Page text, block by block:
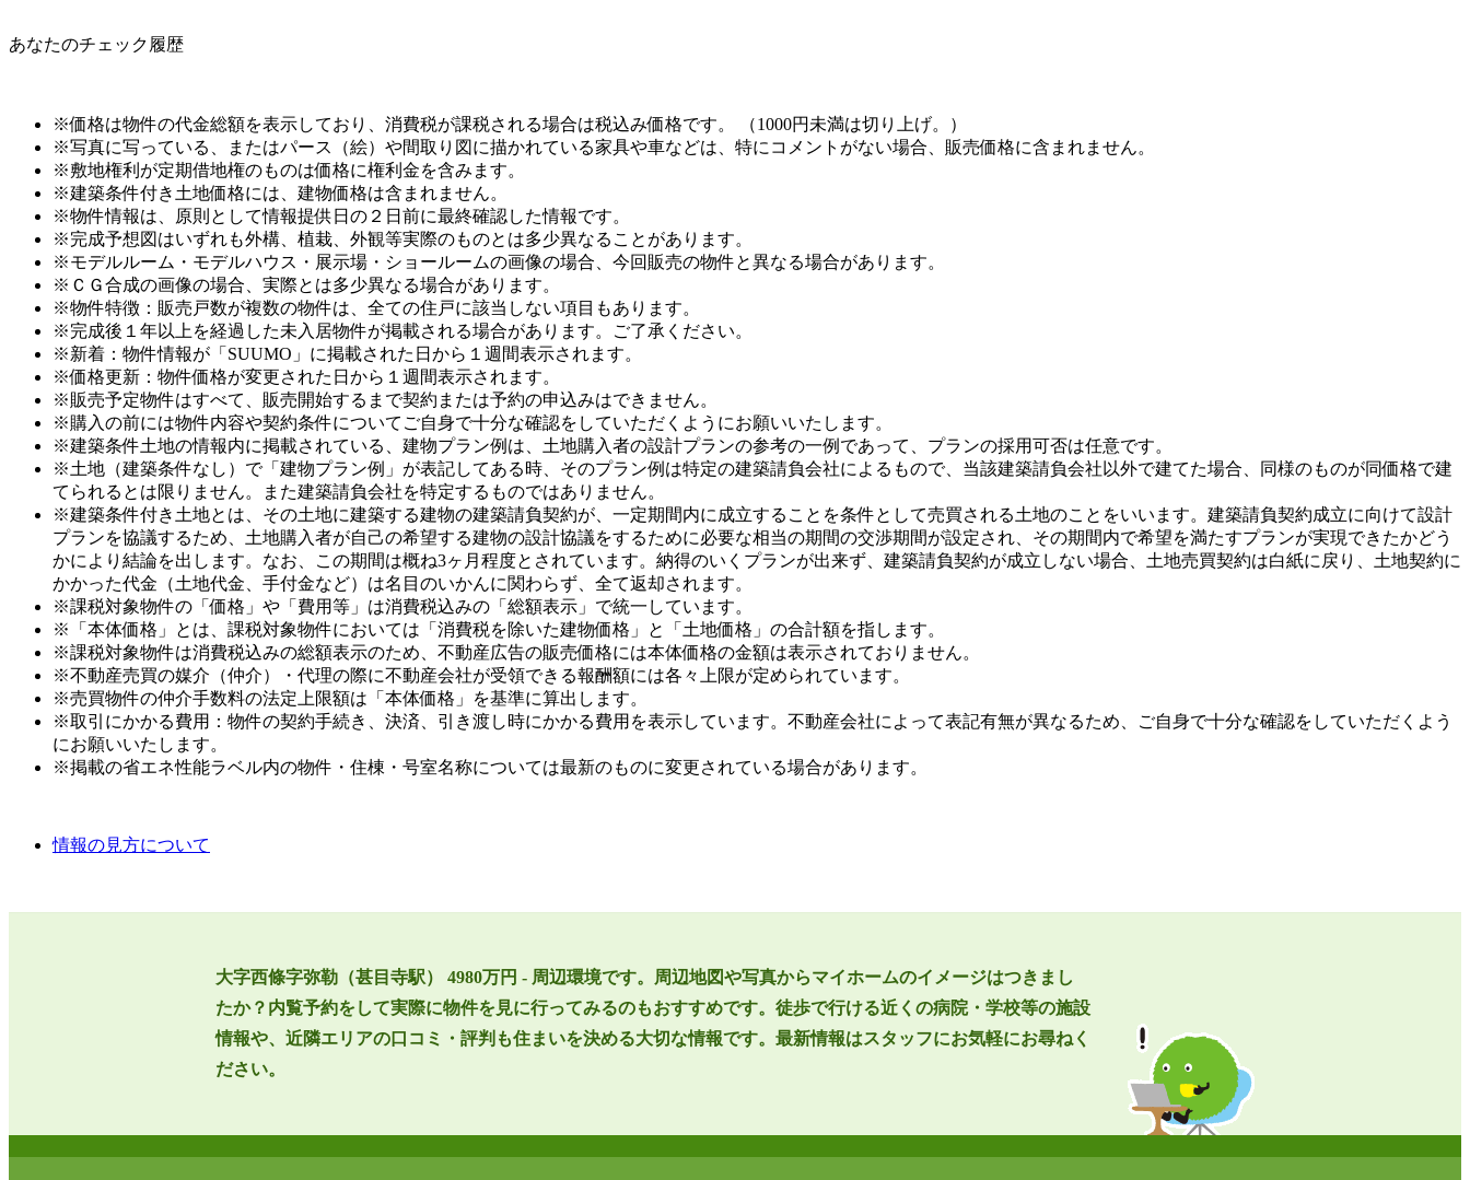
あなたのチェック履歴
※価格は物件の代金総額を表示しており、消費税が課税される場合は税込み価格です。 （1000円未満は切り上げ。）
※写真に写っている、またはパース（絵）や間取り図に描かれている家具や車などは、特にコメントがない場合、販売価格に含まれません。
※敷地権利が定期借地権のものは価格に権利金を含みます。
※建築条件付き土地価格には、建物価格は含まれません。
※物件情報は、原則として情報提供日の２日前に最終確認した情報です。
※完成予想図はいずれも外構、植栽、外観等実際のものとは多少異なることがあります。
※モデルルーム・モデルハウス・展示場・ショールームの画像の場合、今回販売の物件と異なる場合があります。
※ＣＧ合成の画像の場合、実際とは多少異なる場合があります。
※物件特徴：販売戸数が複数の物件は、全ての住戸に該当しない項目もあります。
※完成後１年以上を経過した未入居物件が掲載される場合があります。ご了承ください。
※新着：物件情報が「SUUMO」に掲載された日から１週間表示されます。
※価格更新：物件価格が変更された日から１週間表示されます。
※販売予定物件はすべて、販売開始するまで契約または予約の申込みはできません。
※購入の前には物件内容や契約条件についてご自身で十分な確認をしていただくようにお願いいたします。
※建築条件土地の情報内に掲載されている、建物プラン例は、土地購入者の設計プランの参考の一例であって、プランの採用可否は任意です。
※土地（建築条件なし）で「建物プラン例」が表記してある時、そのプラン例は特定の建築請負会社によるもので、当該建築請負会社以外で建てた場合、同様のものが同価格で建
てられるとは限りません。また建築請負会社を特定するものではありません。
※建築条件付き土地とは、その土地に建築する建物の建築請負契約が、一定期間内に成立することを条件として売買される土地のことをいいます。建築請負契約成立に向けて設計
プランを協議するため、土地購入者が自己の希望する建物の設計協議をするために必要な相当の期間の交渉期間が設定され、その期間内で希望を満たすプランが実現できたかどう
かにより結論を出します。なお、この期間は概ね3ヶ月程度とされています。納得のいくプランが出来ず、建築請負契約が成立しない場合、土地売買契約は白紙に戻り、土地契約に
かかった代金（土地代金、手付金など）は名目のいかんに関わらず、全て返却されます。
※課税対象物件の「価格」や「費用等」は消費税込みの「総額表示」で統一しています。
※「本体価格」とは、課税対象物件においては「消費税を除いた建物価格」と「土地価格」の合計額を指します。
※課税対象物件は消費税込みの総額表示のため、不動産広告の販売価格には本体価格の金額は表示されておりません。
※不動産売買の媒介（仲介）・代理の際に不動産会社が受領できる報酬額には各々上限が定められています。
※売買物件の仲介手数料の法定上限額は「本体価格」を基準に算出します。
※取引にかかる費用：物件の契約手続き、決済、引き渡し時にかかる費用を表示しています。不動産会社によって表記有無が異なるため、ご自身で十分な確認をしていただくよう
にお願いいたします。
※掲載の省エネ性能ラベル内の物件・住棟・号室名称については最新のものに変更されている場合があります。
情報の見方について
大字西條字弥勒（甚目寺駅） 4980万円 - 周辺環境です。周辺地図や写真からマイホームのイメージはつきまし
たか？内覧予約をして実際に物件を見に行ってみるのもおすすめです。徒歩で行ける近くの病院・学校等の施設
情報や、近隣エリアの口コミ・評判も住まいを決める大切な情報です。最新情報はスタッフにお気軽にお尋ねく
ださい。